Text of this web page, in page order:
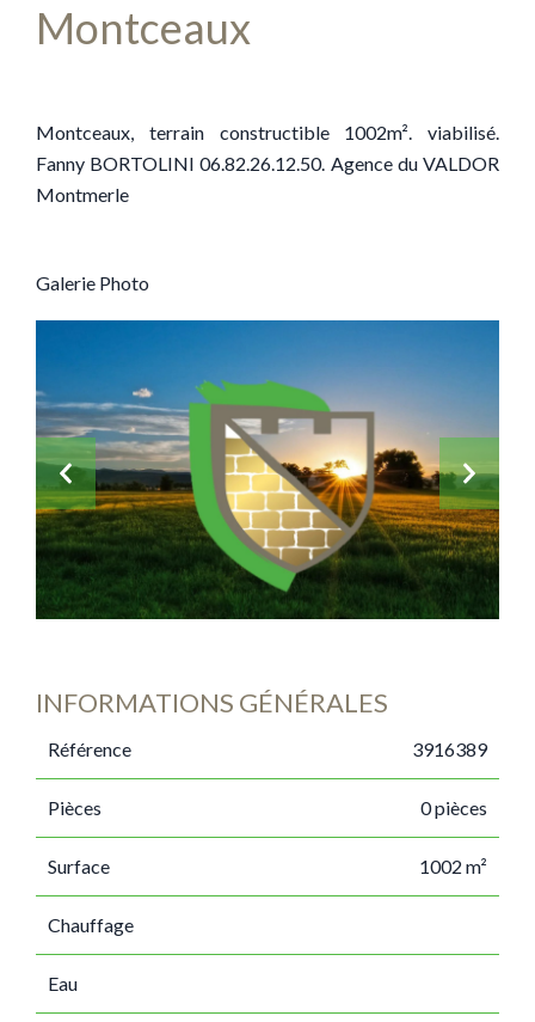
Montceaux
Montceaux, terrain constructible 1002m². viabilisé.
Fanny BORTOLINI 06.82.26.12.50. Agence du VALDOR
Montmerle
Galerie Photo
INFORMATIONS GÉNÉRALES
Référence 3916389
Pièces 0 pièces
Surface 1002 m²
Chauffage
Eau